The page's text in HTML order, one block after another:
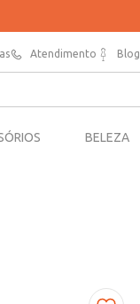
Atendimento Blog
BELEZA